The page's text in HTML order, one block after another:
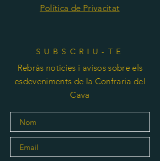
Política de Privacitat
SUBSCRIU-TE
Rebràs noticies i avisos sobre els
esdeveniments de la Confraria del
Cava